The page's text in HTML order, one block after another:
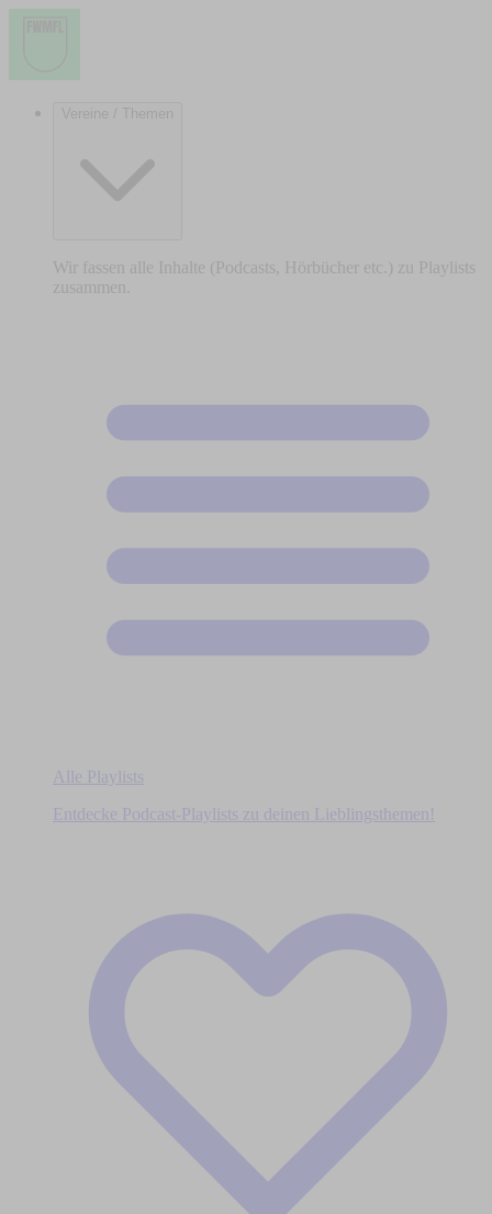
Vereine / Themen
Wir fassen alle Inhalte (Podcasts, Hörbücher etc.) zu Playlists
zusammen.
Alle Playlists
Entdecke Podcast-Playlists zu deinen Lieblingsthemen!